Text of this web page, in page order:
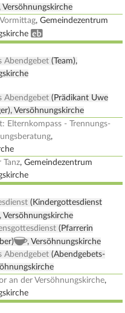
Versöhnungskirche
, Gemeindezentrum
Erwachsenenbildung
Abendgebet (Team),
Abendgebet (Prädikant Uwe
Versöhnungskirche
Elternkompass - Trennungs-
,
Tanz, Gemeindezentrum
(Kindergottesdienst
, Versöhnungskirche
(Pfarrerin
, Kirchenkaffee, Versöhnungskirche
Abendgebet (Abendgebets-
an der Versöhnungskirche,